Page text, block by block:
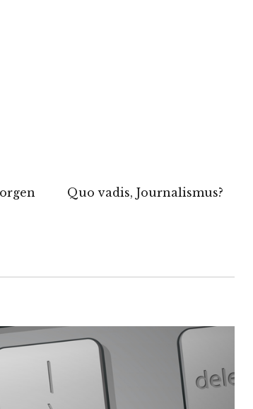
Quo vadis, Journalismus?